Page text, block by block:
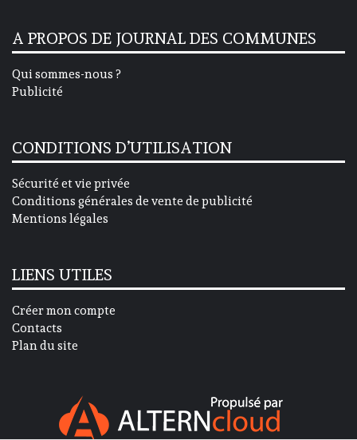
A PROPOS DE JOURNAL DES COMMUNES
Qui sommes-nous ?
Publicité
CONDITIONS D’UTILISATION
Sécurité et vie privée
Conditions générales de vente de publicité
Mentions légales
LIENS UTILES
Créer mon compte
Contacts
Plan du site